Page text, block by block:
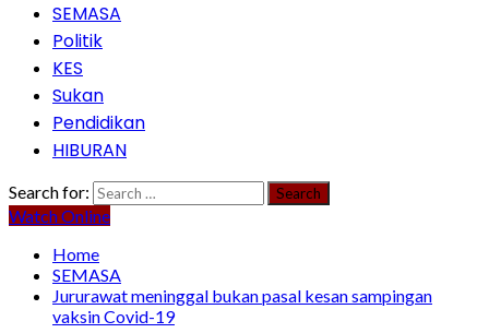
SEMASA
Politik
KES
Sukan
Pendidikan
HIBURAN
Search for:
Watch Online
Home
SEMASA
Jururawat meninggal bukan pasal kesan sampingan
vaksin Covid-19